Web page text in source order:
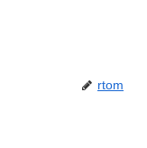
rtom